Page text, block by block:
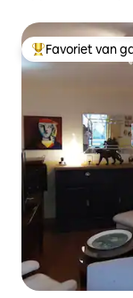
Topfavoriet van
Favoriet van